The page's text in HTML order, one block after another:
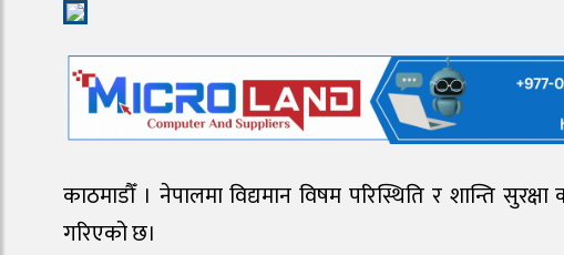
काठमाडौँ । नेपालमा विद्यमान विषम परिस्थिति र शान्ति
गरिएको छ।